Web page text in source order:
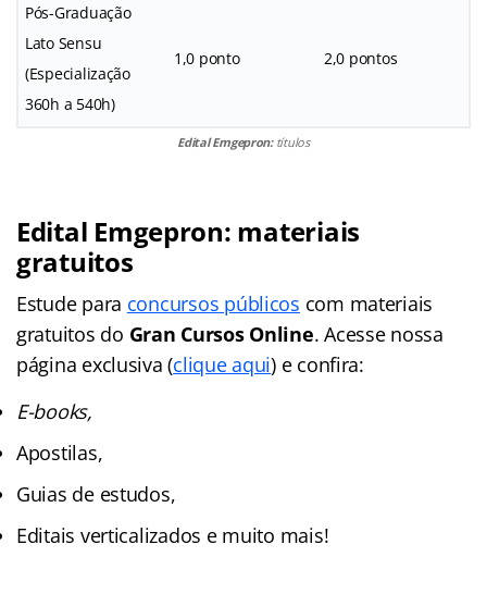
Pós-Graduação
Lato Sensu
(Especialização
360h a 540h)
1,0 ponto 2,0 pontos
Edital Emgepron:títulos
Edital Emgepron: materiais
gratuitos
Estude para concursos públicos com materiais
gratuitos do Gran Cursos Online. Acesse nossa
página exclusiva (clique aqui) e confira:
E-books,
Apostilas,
Guias de estudos,
Editais verticalizados e muito mais!